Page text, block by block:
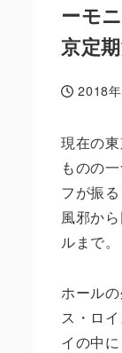
ーモ
京定
投稿日
2018
現在の
ものの
フが振
風邪か
ルまで。
ホール
ス・ロ
イの中